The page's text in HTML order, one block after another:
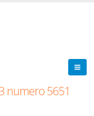
numero 5651